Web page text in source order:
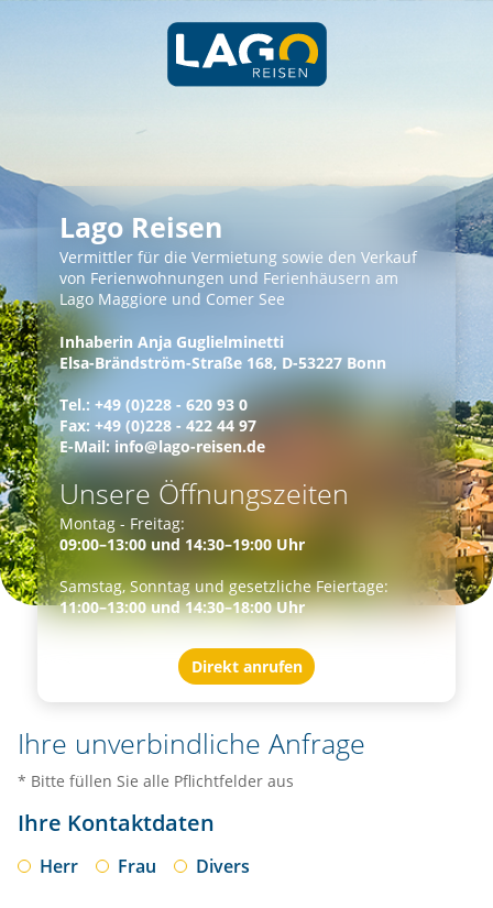
Lago Reisen
Vermittler für die Vermietung sowie den Verkauf
von Ferienwohnungen und Ferienhäusern am
Lago Maggiore und Comer See
Inhaberin Anja Guglielminetti
Elsa-Brändström-Straße 168, D-53227 Bonn
Tel.: +49 (0)228 - 620 93 0
Fax: +49 (0)228 - 422 44 97
E-Mail:info@lago-reisen.de
Unsere Öffnungszeiten
Montag - Freitag:
09:00–13:00 und 14:30–19:00 Uhr
Samstag, Sonntag und gesetzliche Feiertage:
11:00–13:00 und 14:30–18:00 Uhr
Direkt anrufen
Ihre unverbindliche Anfrage
* Bitte füllen Sie alle Pflichtfelder aus
Ihre Kontaktdaten
Herr Frau Divers